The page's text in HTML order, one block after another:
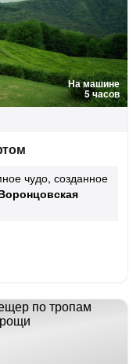
На машине
5 часов
чудо, созданное